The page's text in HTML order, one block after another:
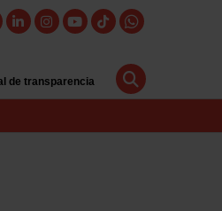
de transparencia